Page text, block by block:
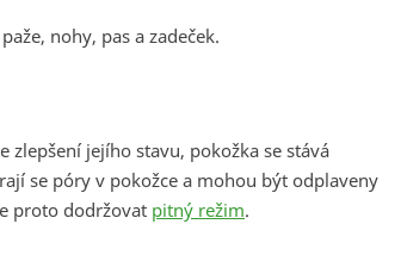
nohy, pas a zadeček.
zlepšení jejího stavu, pokožka se stává
se póry v pokožce a mohou být odplaveny
proto dodržovat pitný režim.